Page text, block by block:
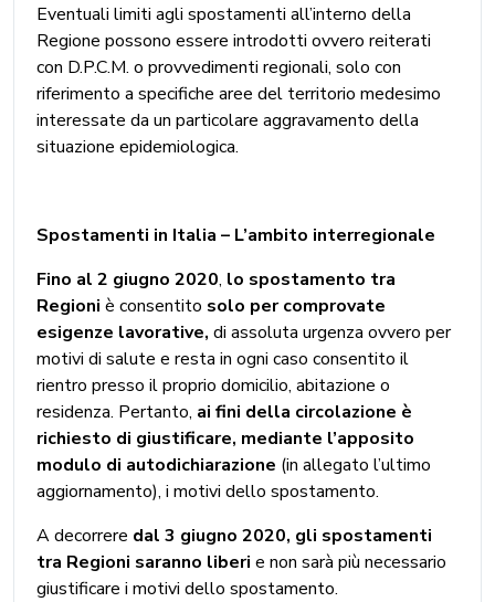
Eventuali limiti agli spostamenti all’interno della
Regione possono essere introdotti ovvero reiterati
con D.P.C.M. o provvedimenti regionali, solo con
riferimento a specifiche aree del territorio medesimo
interessate da un particolare aggravamento della
situazione epidemiologica.
Spostamenti in Italia – L’ambito interregionale
Fino al 2 giugno 2020, lo spostamento tra
Regioni è consentito solo per comprovate
esigenze lavorative, di assoluta urgenza ovvero per
motivi di salute e resta in ogni caso consentito il
rientro presso il proprio domicilio, abitazione o
residenza. Pertanto, ai fini della circolazione è
richiesto di giustificare, mediante l’apposito
modulo di autodichiarazione (in allegato l’ultimo
aggiornamento), i motivi dello spostamento.
A decorrere dal 3 giugno 2020, gli spostamenti
tra Regioni saranno liberi e non sarà più necessario
giustificare i motivi dello spostamento.